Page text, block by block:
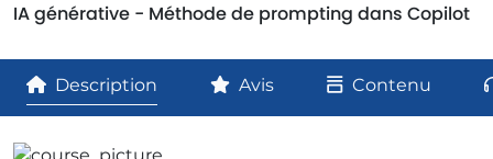
IA générative - Méthode de prompting dans Copilot
Description Avis Contenu